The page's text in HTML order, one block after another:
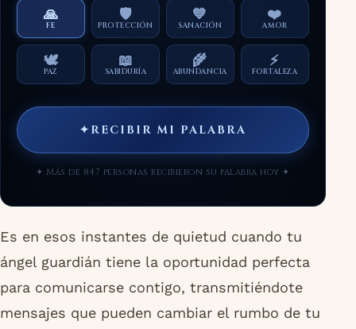
🙏
FE
🛡️
PROTECCIÓN
💙
SANACIÓN
❤️
AMOR
🕊️
PAZ
📖
SABIDURÍA
🌾
ABUNDANCIA
⚡
FORTALEZA
✦ RECIBIR MI PALABRA
✦ Más de 847 personas recibieron su palabra hoy ✦
Es en esos instantes de quietud cuando tu
ángel guardián tiene la oportunidad perfecta
para comunicarse contigo, transmitiéndote
mensajes que pueden cambiar el rumbo de tu